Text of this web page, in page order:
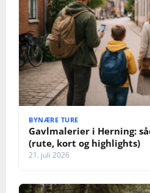
BYNÆRE TURE
Gavlmalerier i Herning:
(rute, kort og highlights)
21. juli 2026